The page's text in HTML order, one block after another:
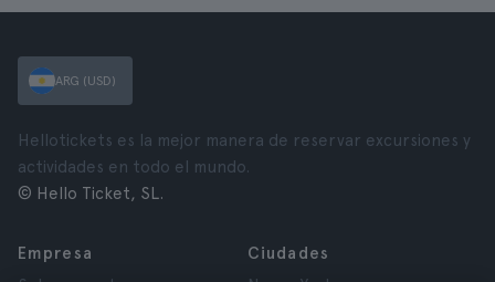
ARG (USD)
Hellotickets es la mejor manera de reservar excursiones y
actividades en todo el mundo.
© Hello Ticket, SL.
Empresa
Ciudades